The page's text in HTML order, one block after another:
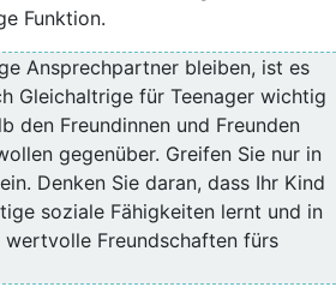
Funktion.
Ansprechpartner bleiben, ist es
Gleichaltrige für Teenager wichtig
den Freundinnen und Freunden
gegenüber. Greifen Sie nur in
Denken Sie daran, dass Ihr Kind
soziale Fähigkeiten lernt und in
Freundschaften fürs